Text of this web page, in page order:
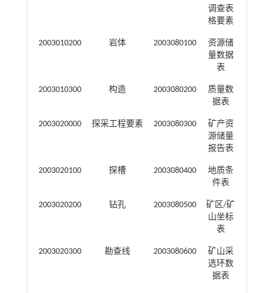
调查表
格要素
2003010200 岩体 2003080100
资源储
量数据
表
2003010300 构造 2003080200
质量数
据表
2003020000 探采工程要素 2003080300
矿产资
源储量
报告表
2003020100 探槽 2003080400
地质条
件表
2003020200 钻孔 2003080500
矿区/矿
山坐标
表
2003020300 勘查线 2003080600
矿山采
选环数
据表